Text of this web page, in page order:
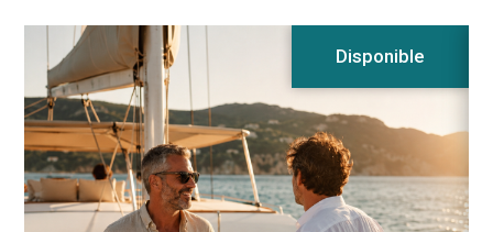
Disponible